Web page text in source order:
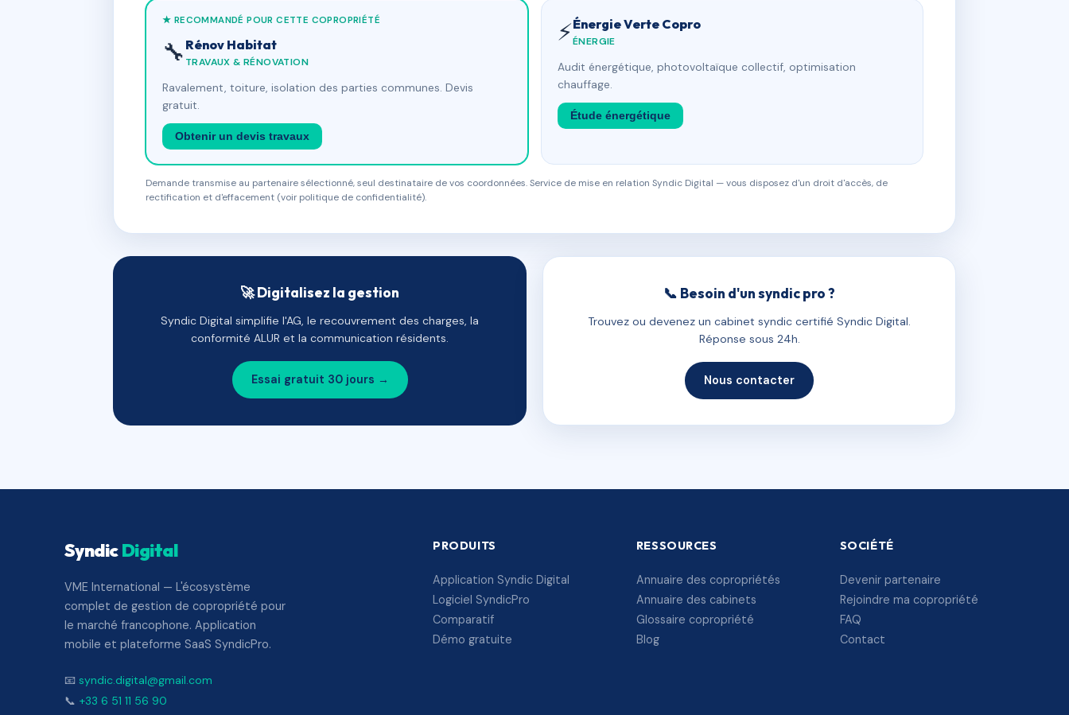
★ RECOMMANDÉ POUR CETTE COPROPRIÉTÉ
🔧 Rénov Habitat
TRAVAUX & RÉNOVATION
Ravalement, toiture, isolation des parties communes. Devis
gratuit.
Obtenir un devis travaux
⚡Énergie Verte Copro
ÉNERGIE
Audit énergétique, photovoltaïque collectif, optimisation
chauffage.
Étude énergétique
Demande transmise au partenaire sélectionné, seul destinataire de vos coordonnées. Service de mise en relation Syndic Digital — vous disposez d'un droit d'accès, de
rectification et d'effacement (voir politique de confidentialité).
🚀 Digitalisez la gestion
Syndic Digital simplifie l'AG, le recouvrement des charges, la
conformité ALUR et la communication résidents.
Essai gratuit 30 jours →
📞 Besoin d'un syndic pro ?
Trouvez ou devenez un cabinet syndic certifié Syndic Digital.
Réponse sous 24h.
Nous contacter
SyndicDigital
VME International — L'écosystème
complet de gestion de copropriété pour
le marché francophone. Application
mobile et plateforme SaaS SyndicPro.
📧 syndic.digital@gmail.com
📞 +33 6 51 11 56 90
PRODUITS
Application Syndic Digital
Logiciel SyndicPro
Comparatif
Démo gratuite
RESSOURCES
Annuaire des copropriétés
Annuaire des cabinets
Glossaire copropriété
Blog
SOCIÉTÉ
Devenir partenaire
Rejoindre ma copropriété
FAQ
Contact